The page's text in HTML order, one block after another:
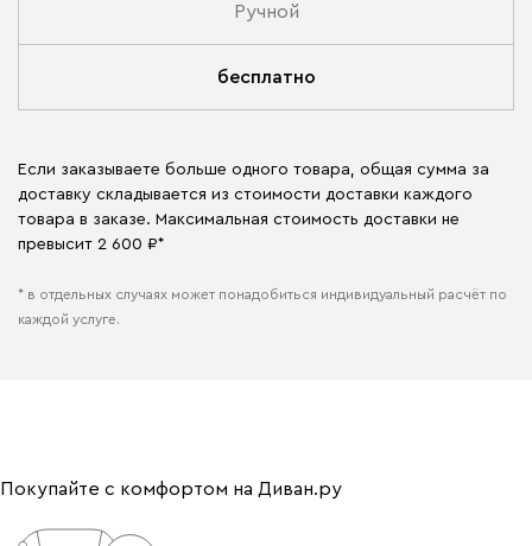
Ручной
бесплатно
Если заказываете больше одного товара, общая сумма за
доставку складывается из стоимости доставки каждого
товара в заказе. Максимальная стоимость доставки не
превысит 2 600 ₽*
* в отдельных случаях может понадобиться индивидуальный расчёт по
каждой услуге.
Покупайте с комфортом на Диван.ру